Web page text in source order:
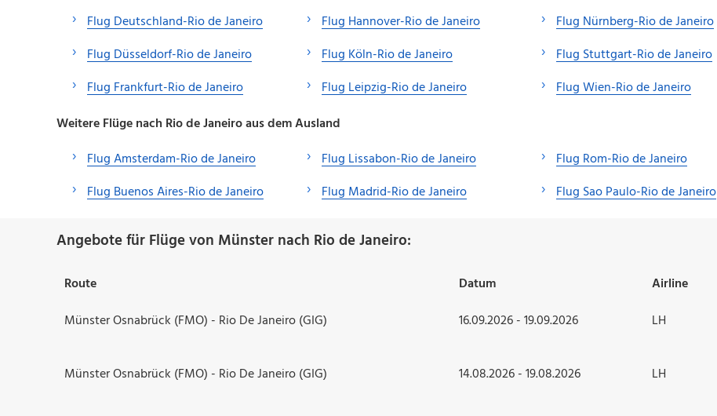
Flug Deutschland-Rio de Janeiro
Flug Düsseldorf-Rio de Janeiro
Flug Frankfurt-Rio de Janeiro
Flug Hannover-Rio de Janeiro
Flug Köln-Rio de Janeiro
Flug Leipzig-Rio de Janeiro
Flug Nürnberg-Rio de Janeiro
Flug Stuttgart-Rio de Janeiro
Flug Wien-Rio de Janeiro
Weitere Flüge nach Rio de Janeiro aus dem Ausland
Flug Amsterdam-Rio de Janeiro
Flug Buenos Aires-Rio de Janeiro
Flug Lissabon-Rio de Janeiro
Flug Madrid-Rio de Janeiro
Flug Rom-Rio de Janeiro
Flug Sao Paulo-Rio de Janeiro
Angebote für Flüge von Münster nach Rio de Janeiro:
Route Datum Airline
Münster Osnabrück (FMO) - Rio De Janeiro (GIG)
16.09.2026 - 19.09.2026 LH
Münster Osnabrück (FMO) - Rio De Janeiro (GIG) 14.08.2026 - 19.08.2026 LH